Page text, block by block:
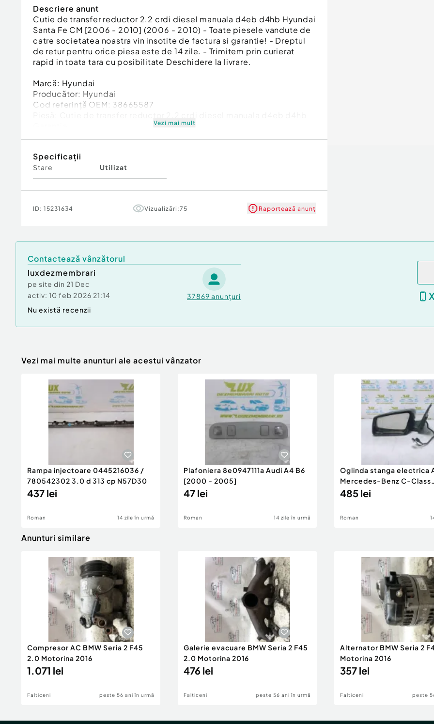
Descriere anunt
Cutie de transfer reductor 2.2 crdi diesel manuala d4eb d4hb Hyundai
Santa Fe CM [2006 - 2010] (2006 - 2010) - Toate piesele vandute de
catre societatea noastra vin insotite de factura si garantie! - Dreptul
de retur pentru orice piesa este de 14 zile. - Trimitem prin curierat
rapid in toata tara cu posibilitate Deschidere la livrare.
Marcă: Hyundai
Producător: Hyundai
Cod referinţă OEM: 38665587
Vezi mai mult
Specificații
Stare Utilizat
ID: 15231634 Vizualizări:75 Raportează anunț
Contactează vânzătorul
luxdezmembrari
pe site din 21 Dec
activ: 10 feb 2026 21:14 37869 anunțuri
Nu există recenzii
Vezi mai multe anunturi ale acestui vânzator
Rampa injectoare 0445216036 /
780542302 3.0 d 313 cp N57D30
437 lei
Roman 14 zile în urmă
Plafoniera 8e0947111a Audi A4 B6
[2000 - 2005]
47 lei
Roman 14 zile în urmă
Oglinda stanga electrica
Mercedes-Benz C-Class
W204/S204 [200
485 lei
Roman
Anunturi similare
Compresor AC BMW Seria 2 F45
2.0 Motorina 2016
1.071 lei
Falticeni peste 56 ani în urmă
Galerie evacuare BMW Seria 2 F45
2.0 Motorina 2016
476 lei
Falticeni peste 56 ani în urmă
Alternator BMW Seria 2
Motorina 2016
357 lei
Falticeni peste